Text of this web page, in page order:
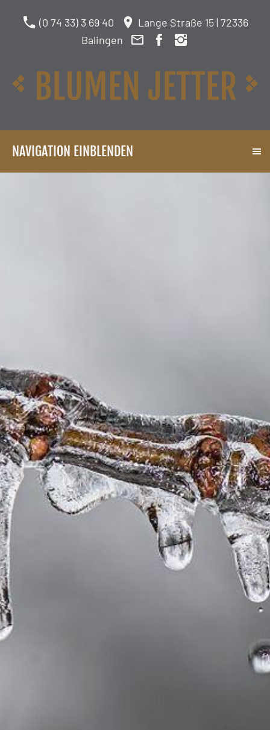
(0 74 33) 3 69 40
Lange Straße 15 | 72336
Balingen
NAVIGATION EINBLENDEN